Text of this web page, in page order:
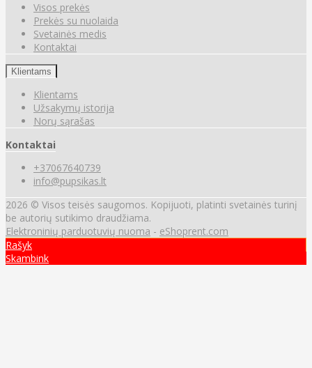
Visos prekės
Prekės su nuolaida
Svetainės medis
Kontaktai
Klientams
Klientams
Užsakymų istorija
Norų sąrašas
Kontaktai
+37067640739
info@pupsikas.lt
2026 © Visos teisės saugomos. Kopijuoti, platinti svetainės turinį
be autorių sutikimo draudžiama.
Elektroninių parduotuvių nuoma - eShoprent.com
Rašyk
Skambink